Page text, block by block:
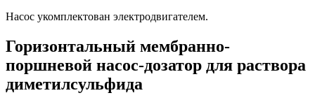
Насос укомплектован электродвигателем.
Горизонтальный мембранно-
поршневой насос-дозатор для раствора
диметилсульфида